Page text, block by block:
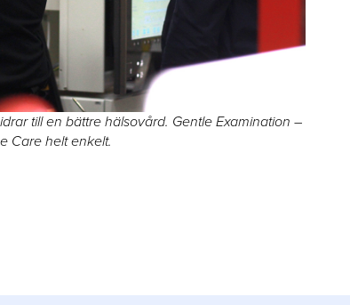
till en bättre hälsovård. Gentle Examination –
Care helt enkelt.